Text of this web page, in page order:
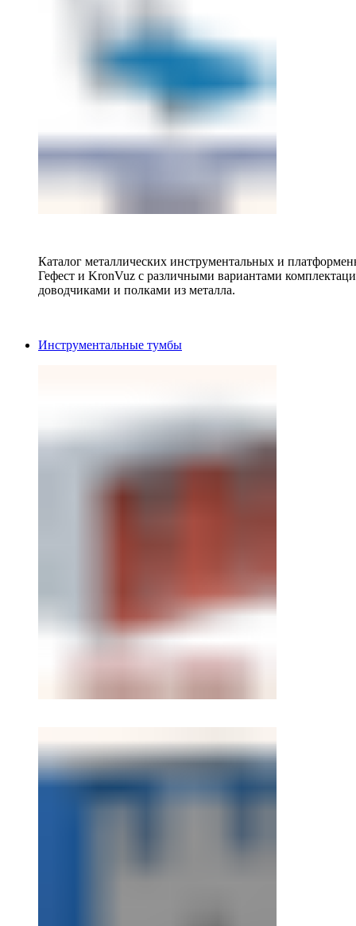
Каталог металлических инструментальных и
Гефест и KronVuz с различными вариантами
доводчиками и полками из металла.
Инструментальные тумбы